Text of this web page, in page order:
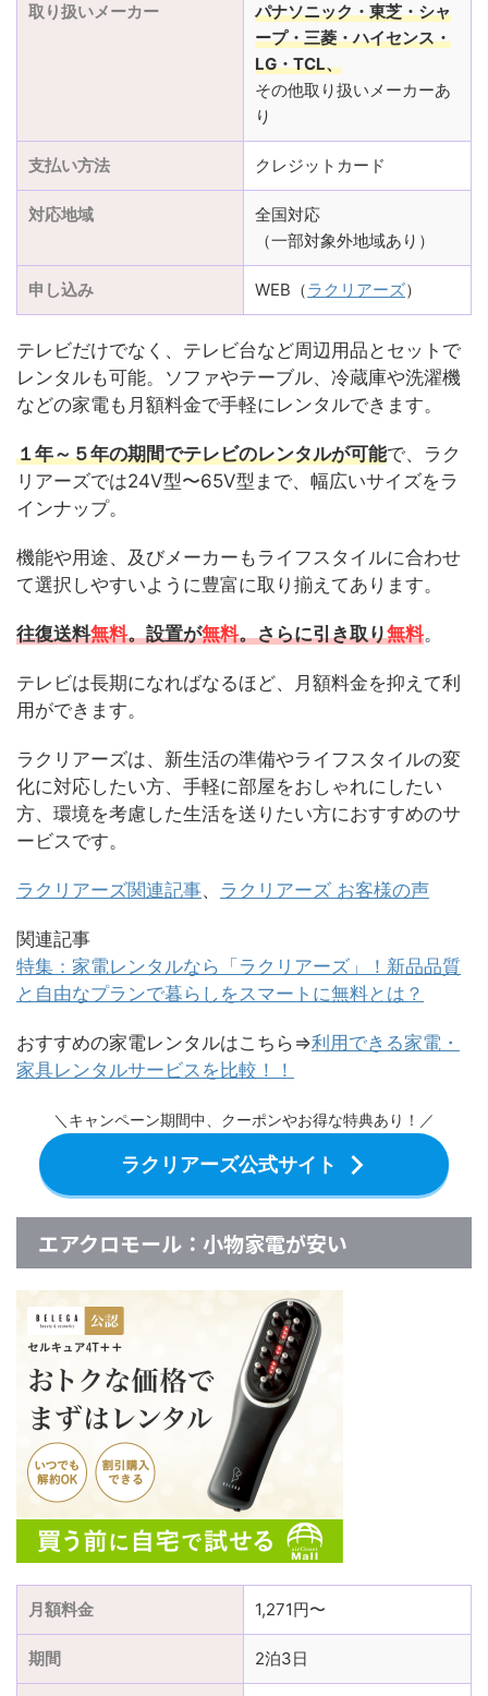
取り扱いメーカー
パナソニック・東芝・シャ
ープ・三菱・ハイセンス・
LG・TCL、
その他取り扱いメーカーあ
り
支払い方法 クレジットカード
対応地域
全国対応
（一部対象外地域あり）
申し込み WEB（ラクリアーズ）
テレビだけでなく、テレビ台など周辺用品とセットで
レンタルも可能。ソファやテーブル、冷蔵庫や洗濯機
などの家電も月額料金で手軽にレンタルできます。
１年～５年の期間でテレビのレンタルが可能で、ラク
リアーズでは24V型〜65V型まで、幅広いサイズをラ
インナップ。
機能や用途、及びメーカーもライフスタイルに合わせ
て選択しやすいように豊富に取り揃えてあります。
往復送料無料。設置が無料。さらに引き取り無料。
テレビは長期になればなるほど、月額料金を抑えて利
用ができます。
ラクリアーズは、新生活の準備やライフスタイルの変
化に対応したい方、手軽に部屋をおしゃれにしたい
方、環境を考慮した生活を送りたい方におすすめのサ
ービスです。
ラクリアーズ関連記事、 ラクリアーズ お客様の声
関連記事
特集：家電レンタルなら「ラクリアーズ」！新品品質
と自由なプランで暮らしをスマートに無料とは？
おすすめの家電レンタルはこちら⇒利用できる家電・
家具レンタルサービスを比較！！
＼キャンペーン期間中、クーポンやお得な特典あり！／
ラクリアーズ公式サイト
エアクロモール：小物家電が安い
月額料金 1,271円〜
期間 2泊3日